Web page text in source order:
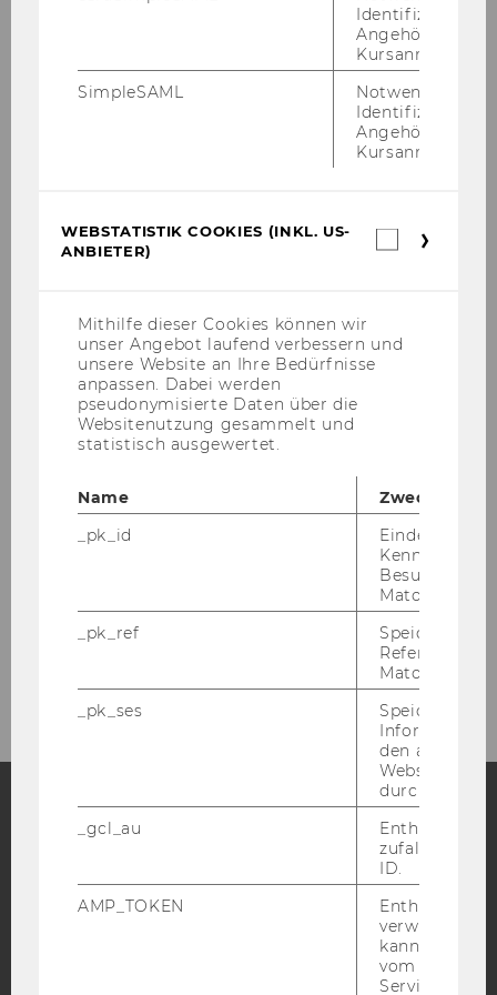
Lukas Sablica
Alonso Zuniga Irigoin
Projektmitarbeiter/innen
Lektor/inn/en
Emeriti and retired Professors
Gastforscher/inn/en
Studienassistent/innen
Systemadministrator/in
Blog
Bluesky
Identifizierung
Angehörige/r für
Kursanmeldung.
SimpleSAML
Notwendig zur
Identifizierung
Angehörige/r für
Kursanmeldung.
WEBSTATISTIK COOKIES (INKL. US-
ANBIETER)
Mithilfe dieser Cookies können wir
unser Angebot laufend verbessern und
unsere Website an Ihre Bedürfnisse
anpassen. Dabei werden
pseudonymisierte Daten über die
Websitenutzung gesammelt und
statistisch ausgewertet.
Name
Zweck
_pk_id
Eindeutige
Besuchers
Matomo.
_pk_ref
Speicherung
Referrers
Matomo.
_pk_ses
Speicherung
den aktuellen
durch
_gcl_au
Enthält eine
ID.
AMP_TOKEN
Enthält ein
verwendet
kann, um
vom AMP-
Service